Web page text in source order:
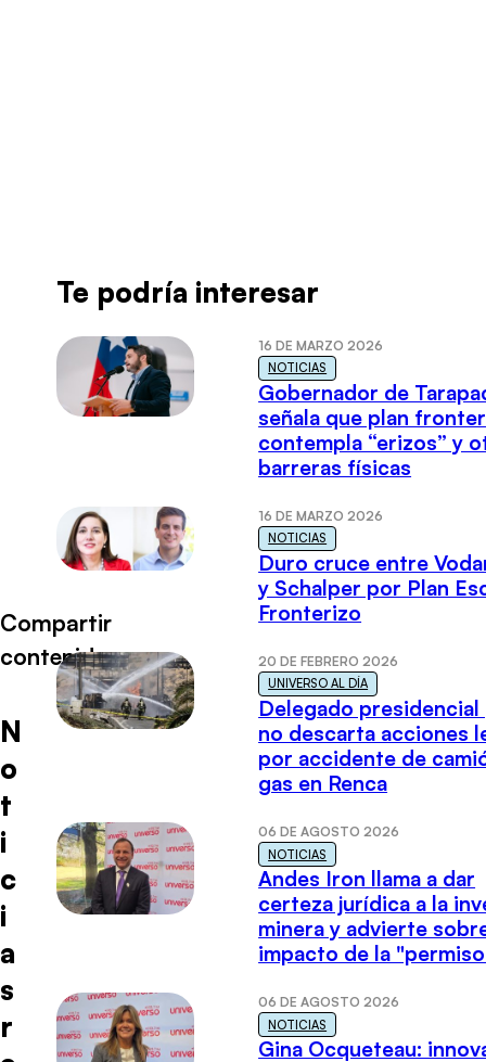
Francisco Godoy 21 – 12 – 22
Compartir
contenido
N
o
t
i
c
i
a
s
r
Te podría interesar
16 DE MARZO 2026
NOTICIAS
Gobernador de
señala que plan
contempla “erizos” y
barreras físicas
16 DE MARZO 2026
NOTICIAS
Duro cruce entre
y Schalper por Plan
Fronterizo
20 DE FEBRERO 2026
UNIVERSO AL DÍA
Delegado presidencial
no descarta acciones
por accidente de
gas en Renca
06 DE AGOSTO 2026
NOTICIAS
Andes Iron llama a dar
certeza jurídica a la
minera y advierte
impacto de la
06 DE AGOSTO 2026
NOTICIAS
Gina Ocqueteau: